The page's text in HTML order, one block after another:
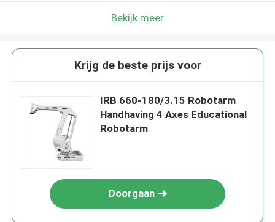
Bekijk meer
Krijg de beste prijs voor
IRB 660-180/3.15 Robotarm
Handhaving 4 Axes Educational
Robotarm
Doorgaan